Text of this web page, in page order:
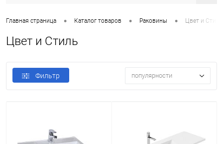
Главная страница • Каталог товаров • Раковины • Цвет и Стиль
Цвет и Стиль
Фильтр популярности